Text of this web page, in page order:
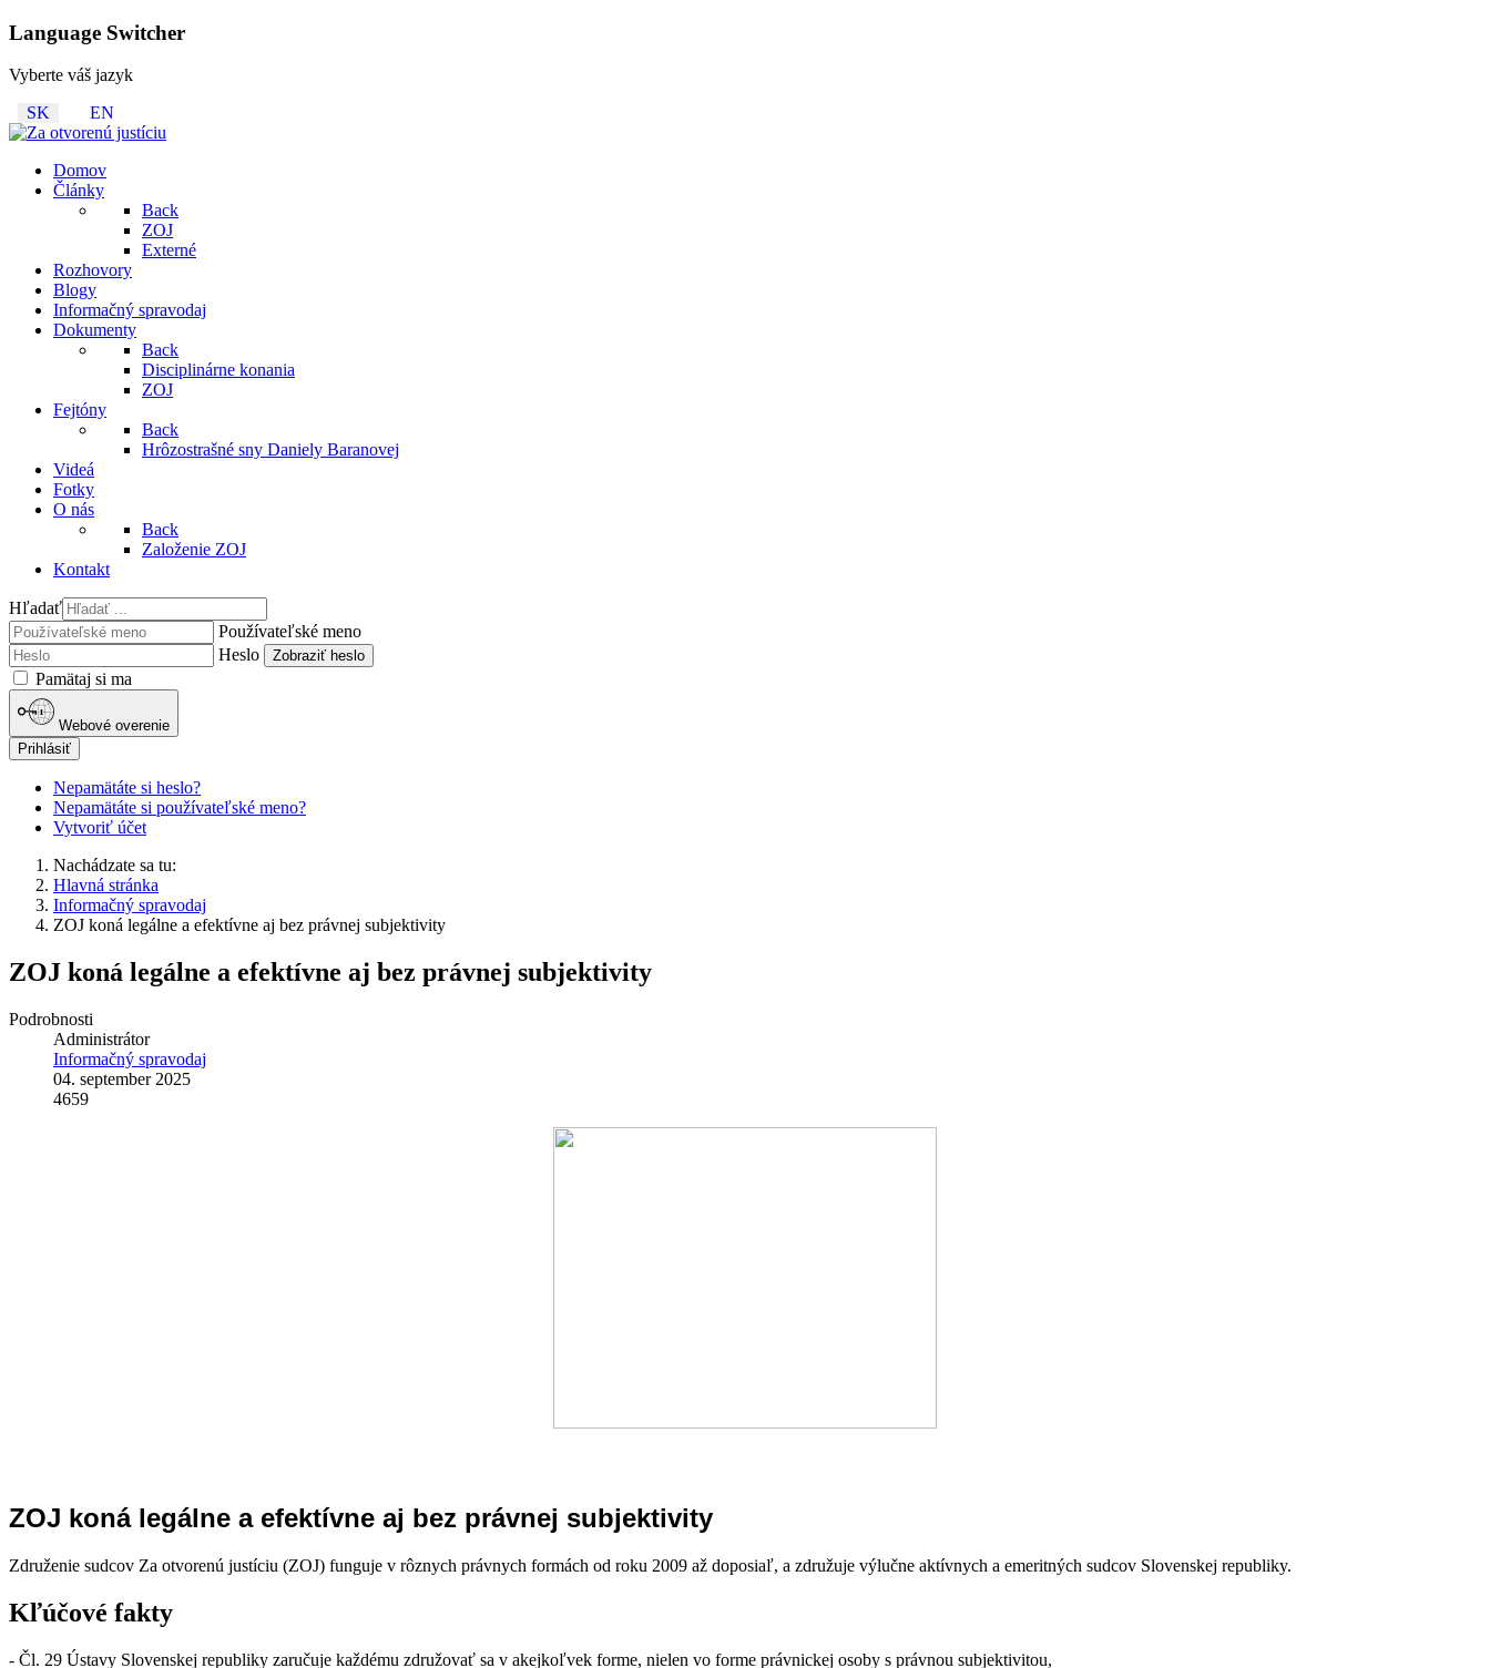
Language Switcher
Vyberte váš jazyk
SK
EN
Domov
Články
Back
ZOJ
Externé
Rozhovory
Blogy
Informačný spravodaj
Dokumenty
Back
Disciplinárne konania
ZOJ
Fejtóny
Back
Hrôzostrašné sny Daniely Baranovej
Videá
Fotky
O nás
Back
Založenie ZOJ
Kontakt
Hľadať
Používateľské meno
Heslo
Zobraziť heslo
Pamätaj si ma
Webové overenie
Prihlásiť
Nepamätáte si heslo?
Nepamätáte si používateľské meno?
Vytvoriť účet
Nachádzate sa tu:
Hlavná stránka
Informačný spravodaj
ZOJ koná legálne a efektívne aj bez právnej subjektivity
ZOJ koná legálne a efektívne aj bez právnej subjektivity
Podrobnosti
Administrátor
Informačný spravodaj
04. september 2025
4659
ZOJ koná legálne a efektívne aj bez právnej subjektivity
Združenie sudcov Za otvorenú justíciu (ZOJ) funguje v rôznych právnych formách od roku 2009 až doposiaľ, a združuje výlučne aktívnych a emeritných sudcov Slovenskej republiky.
Kľúčové fakty
- Čl. 29 Ústavy Slovenskej republiky zaručuje každému združovať sa v akejkoľvek forme, nielen vo forme právnickej osoby s právnou subjektivitou,